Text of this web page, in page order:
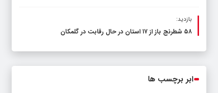
بازدید:
۵۸ شطرنج‌ باز از ۱۷ استان در حال رقابت در گلمکان
ابر برچسب ها